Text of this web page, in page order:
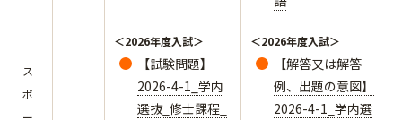
ス
ポ
ー
＜2026年度入試＞
【試験問題】
2026-4-1_学内
選抜_修士課程_
＜2026年度入試＞
【解答又は解答
例、出題の意図】
2026-4-1_学内選